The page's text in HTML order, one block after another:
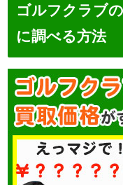
ゴルフクラブ
に調べる方法